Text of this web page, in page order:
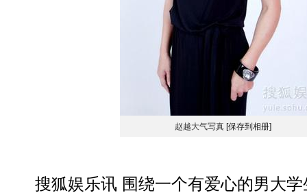
赵越大气写真 [保存到相册]
搜狐娱乐讯 围绕一个有爱心的男大学